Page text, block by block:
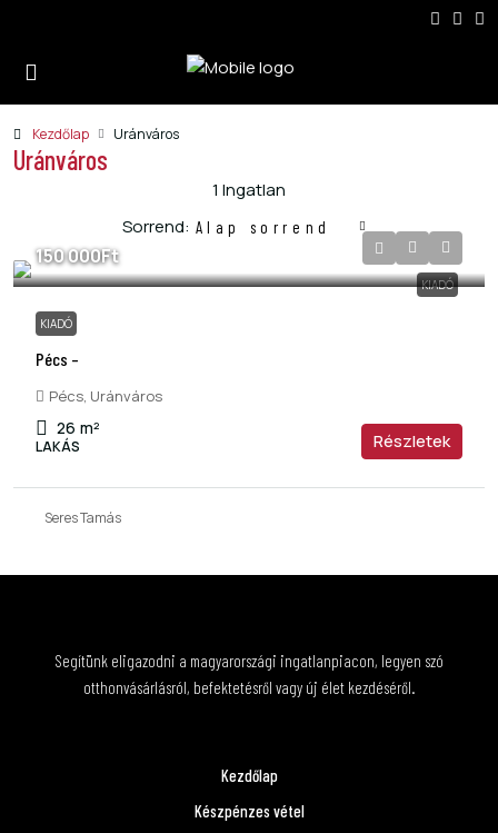
Kezdőlap Uránváros
Uránváros
1 Ingatlan
Sorrend: Alap sorrend
KIADÓ
150 000Ft
KIADÓ
Pécs –
Pécs, Uránváros
26 m²
LAKÁS Részletek
Seres Tamás
Segítünk eligazodni a magyarországi ingatlanpiacon, legyen szó
otthonvásárlásról, befektetésről vagy új élet kezdéséről.
Kezdőlap
Készpénzes vétel